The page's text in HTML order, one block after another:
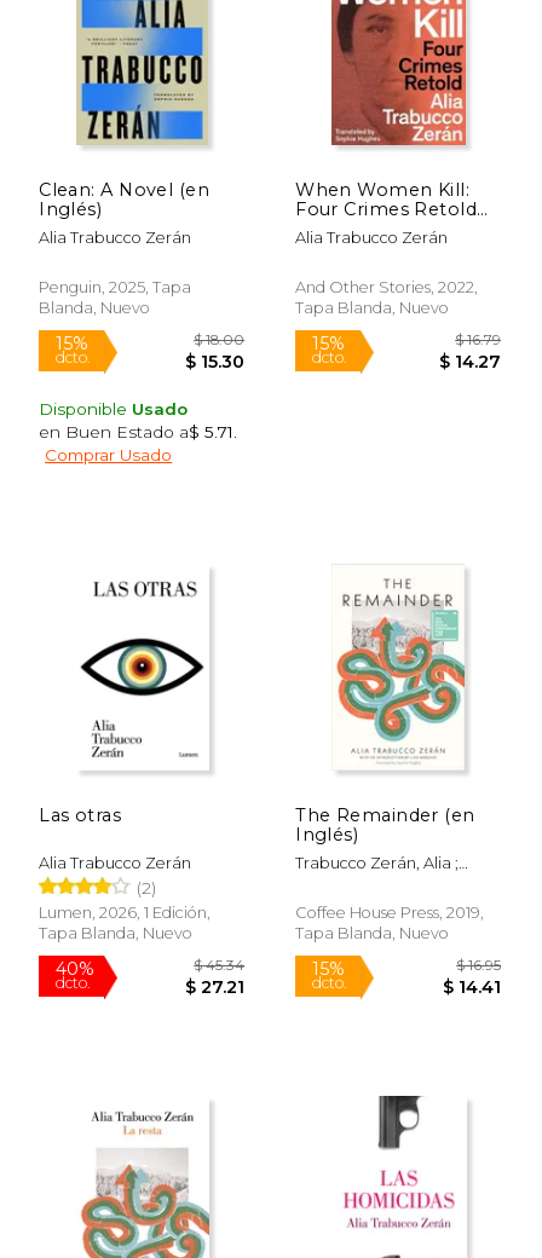
15% 15%
Clean: A Novel (en
Inglés)
Alia Trabucco Zerán
Penguin, 2025, Tapa
Blanda, Nuevo
15%
dcto.
Disponible Usado
en Buen Estado a$ 5.71
Comprar Usado
When Women Kill:
Four Crimes Retold
(en Inglés)
Alia Trabucco Zerán
And Other Stories, 2022,
Tapa Blanda, Nuevo
15%
dcto.
Las otras
Alia Trabucco Zerán
(2)
Lumen, 2026, 1 Edición,
Tapa Blanda, Nuevo
The Remainder (en
Inglés)
Trabucco Zerán, Alia ;
Coffee House Press, 2019,
Tapa Blanda, Nuevo